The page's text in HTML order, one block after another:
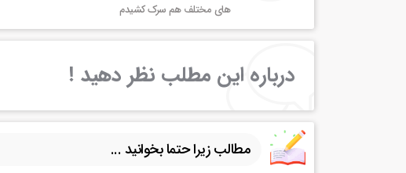
های مختلف هم سرک کشیدم
درباره این مطلب نظر دهید !
مطالب زیرا حتما بخوانید ...